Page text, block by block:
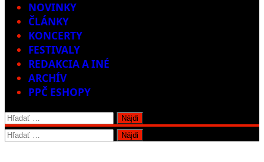
NOVINKY
ČLÁNKY
KONCERTY
FESTIVALY
REDAKCIA A INÉ
ARCHÍV
PPČ ESHOPY
Hľadať:
Hľadať: